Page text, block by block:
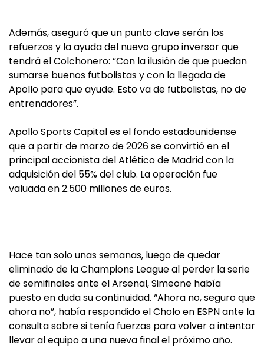
Además, aseguró que un punto clave serán los
refuerzos y la ayuda del nuevo grupo inversor que
tendrá el Colchonero: “Con la ilusión de que puedan
sumarse buenos futbolistas y con la llegada de
Apollo para que ayude. Esto va de futbolistas, no de
entrenadores”.
Apollo Sports Capital es el fondo estadounidense
que a partir de marzo de 2026 se convirtió en el
principal accionista del Atlético de Madrid con la
adquisición del 55% del club. La operación fue
valuada en 2.500 millones de euros.
Hace tan solo unas semanas, luego de quedar
eliminado de la Champions League al perder la serie
de semifinales ante el Arsenal, Simeone había
puesto en duda su continuidad. “Ahora no, seguro que
ahora no”, había respondido el Cholo en ESPN ante la
consulta sobre si tenía fuerzas para volver a intentar
llevar al equipo a una nueva final el próximo año.